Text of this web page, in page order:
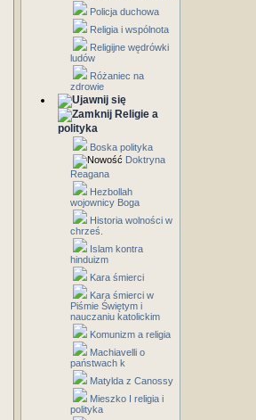
Policja duchowa
Religia i wspólnota
Religijne wędrówki
ludów
Różaniec na
zdrowie
Religie a
polityka
Boska polityka
Doktryna
Reagana
Hezbollah
wojownicy Boga
Historia wolności w
chrześ.
Islam kontra
hinduizm
Kara śmierci
Kara śmierci w
Piśmie Świętym i
nauczaniu katolickim
Komunizm a religia
Machiavelli o
państwach k
Matylda z Canossy
Mieszko I religia i
polityka